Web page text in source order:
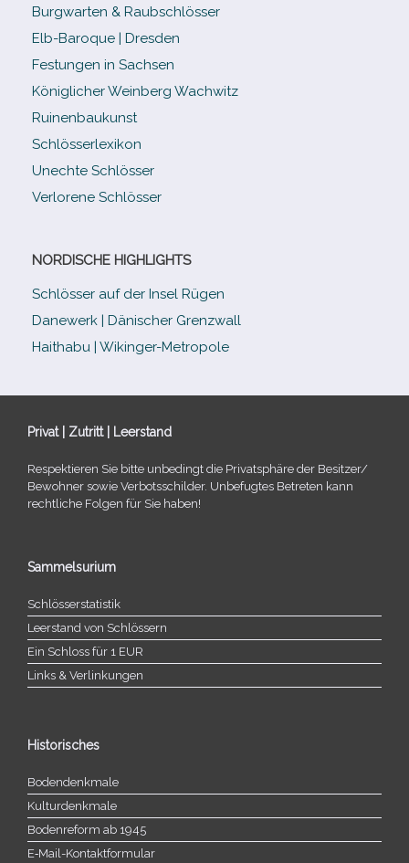
Burgwarten & Raubschlösser
Elb-​Baroque | Dresden
Festungen in Sachsen
Königlicher Weinberg Wachwitz
Ruinenbaukunst
Schlösserlexikon
Unechte Schlösser
Verlorene Schlösser
NORDISCHE HIGHLIGHTS
Schlösser auf der Insel Rügen
Danewerk | Dänischer Grenzwall
Haithabu | Wikinger-Metropole
Privat | Zutritt | Leerstand
Respektieren Sie bitte unbe­dingt die Privatsphäre der Besitzer/​
Bewohner sowie Verbotsschilder. Unbefugtes Betreten kann
recht­li­che Folgen für Sie haben!
Sammelsurium
Schlösserstatistik
Leerstand von Schlössern
Ein Schloss für 1 EUR
Links & Verlinkungen
Historisches
Bodendenkmale
Kulturdenkmale
Bodenreform ab 1945
E‑Mail-​​Kontaktformular